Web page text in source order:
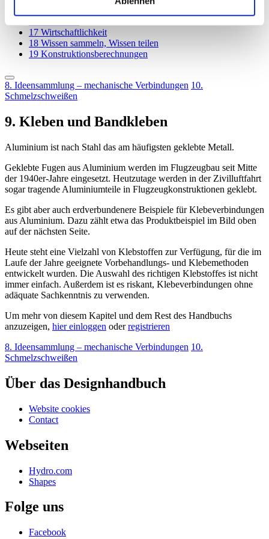
17 Wirtschaftlichkeit
18 Wissen sammeln, Wissen teilen
19 Konstruktionsberechnungen
8. Ideensammlung – mechanische Verbindungen 10.
Schmelzschweißen
9. Kleben und Bandkleben
Aluminium ist nach Stahl das am häufigsten geklebte Metall.
Geklebte Fugen aus Aluminium werden im Flugzeugbau seit Mitte
der 1940er-Jahre eingesetzt. Heutzutage werden in der Zivilluftfahrt
sogar tragende Aluminiumteile in Flugzeugkonstruktionen geklebt.
Es gibt aber auch erdverbundenere Beispiele für Klebeverbindungen
aus Aluminium. Dazu zählt etwa das Produktbeispiel im Bild oben
auf der nächsten Seite.
Heute steht eine Vielzahl von Klebstoffen zur Verfügung, für die im
Laufe der Jahre geeignete Vorbehandlungs- und Klebemethoden
entwickelt wurden. Die Auswahl des richtigen Klebstoffes ist nicht
immer einfach. Außerdem ist es riskant, Klebeverbindungen ohne
adäquate Sachkenntnis zu verwenden.
Um mehr von diesem Kapitel und dem Rest des Handbuchs
anzuzeigen, hier einloggen oderregistrieren
8. Ideensammlung – mechanische Verbindungen 10.
Schmelzschweißen
Über das Designhandbuch
Website cookies
Contact
Webseiten
Hydro.com
Shapes
Folge uns
Facebook